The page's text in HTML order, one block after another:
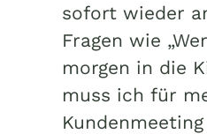
sofort wieder
Fragen wie
morgen in die
muss ich für